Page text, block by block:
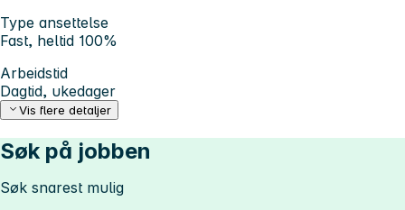
Type ansettelse
Fast, heltid 100%
Arbeidstid
Dagtid, ukedager
Vis flere detaljer
Søk på jobben
Søk snarest mulig